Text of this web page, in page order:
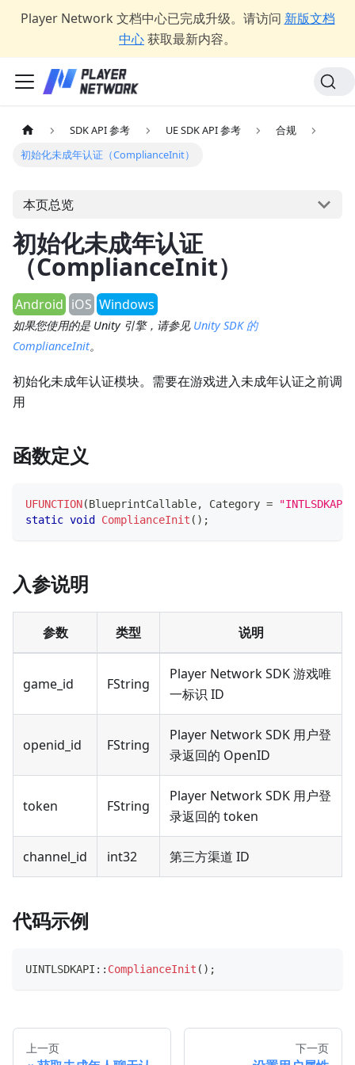
Player Network 文档中心已完成升级。请访问 新版文档
中心获取最新内容。
SDK API 参考 UE SDK API 参考
合规
初始化未成年认证（ComplianceInit）
本页总览
初始化未成年认证
（ComplianceInit）
Android iOS Windows
如果您使用的是 Unity 引擎，请参见 Unity SDK 的
ComplianceInit。
初始化未成年认证模块。需要在游戏进入未成年认证之前调
用
函数定义
UFUNCTION(BlueprintCallable, Category =
"INTLSDKAPI"
static void ComplianceInit ( ) ;
入参说明
参数 类型 说明
game_id FString
Player Network SDK 游戏唯
一标识 ID
openid_id FString
Player Network SDK 用户登
录返回的 OpenID
token FString
Player Network SDK 用户登
录返回的 token
channel_id int32 第三方渠道 ID
代码示例
UINTLSDKAPI :: ComplianceInit ( ) ;
上一页 下一页